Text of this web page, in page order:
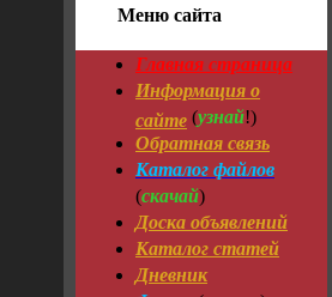
Меню сайта
Главная страница
Информация о
сайте (узнай!)
Обратная связь
Каталог файлов
(скачай)
Доска объявлений
Каталог статей
Дневник